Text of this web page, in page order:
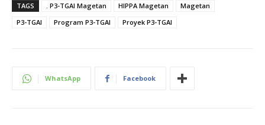
TAGS . P3-TGAI Magetan HIPPA Magetan
Magetan
P3-TGAI
Program P3-TGAI Proyek P3-TGAI
WhatsApp Facebook